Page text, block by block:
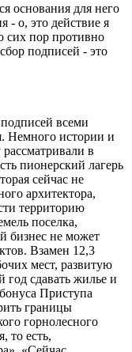
основания для него
- о, это действие я
сих пор противно
подписей - это
всеми
Немного истории и
в
пионерский лагерь
сейчас не
архитектора,
территорию
поселка,
бизнес не может
Взамен 12,3
мест, развитую
год сдавать жилье и
Приступа
границы
горнолесного
то есть,